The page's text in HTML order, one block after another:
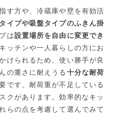
す方や、冷蔵庫や壁を有効活
イプや吸盤タイプのふきん掛
は設置場所を自由に変更でき
ッチンや一人暮らしの方にお
けられるため、使い勝手が良
の重さに耐えうる 十分な耐荷
です。耐荷重が不足している
クがあります。効率的なキッ
らの点を考慮して選んでみて